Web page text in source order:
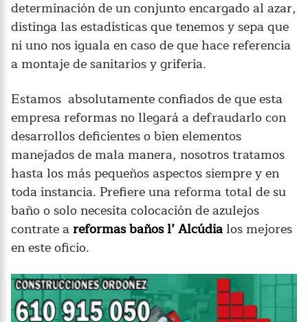
determinación de un conjunto encargado al azar,
distinga las estadísticas que tenemos y sepa que
ni uno nos iguala en caso de que hace referencia
a montaje de sanitarios y griferia.
Estamos absolutamente confiados de que esta
empresa reformas no llegará a defraudarlo con
desarrollos deficientes o bien elementos
manejados de mala manera, nosotros tratamos
hasta los más pequeños aspectos siempre y en
toda instancia. Prefiere una reforma total de su
baño o solo necesita colocación de azulejos
contrate areformas baños l’ Alcúdia los mejores
en este oficio.